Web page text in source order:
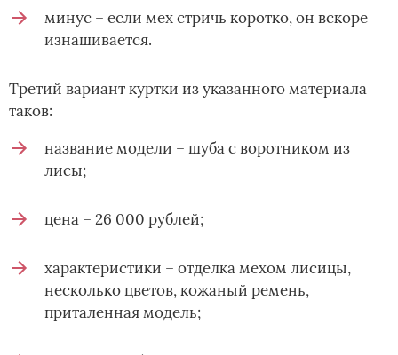
минус – если мех стричь коротко, он вскоре
изнашивается.
Третий вариант куртки из указанного материала
таков:
название модели – шуба с воротником из
лисы;
цена – 26 000 рублей;
характеристики – отделка мехом лисицы,
несколько цветов, кожаный ремень,
приталенная модель;